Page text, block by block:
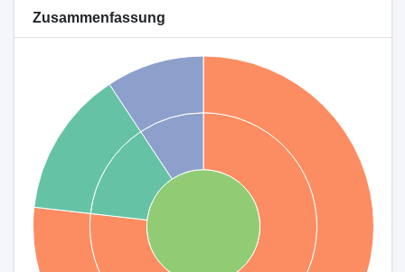
Zusammenfassung